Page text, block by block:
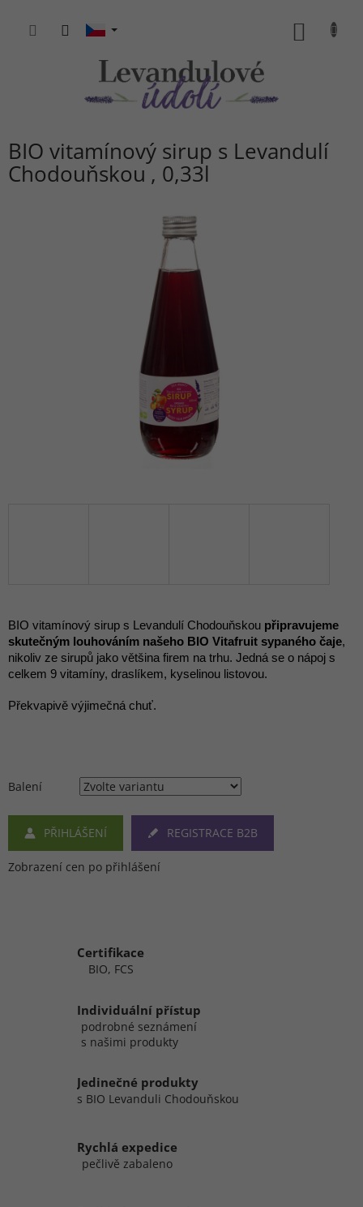
obsah
BIO vitamínový sirup s Levandulí
Chodouňskou 0,33l
Balení
BIO vitamínový sirup s Levandulí Chodouňskou připravujeme
skutečným louhováním našeho BIO Vitafruit sypaného čaje,
nikoliv ze sirupů jako většina firem na trhu. Jedná se o nápoj s
celkem 9 vitamíny, draslíkem, kyselinou listovou.
Překvapivě výjimečná chuť.
PŘIHLÁŠENÍ REGISTRACE B2B
Zobrazení cen po přihlášení
Certifikace
BIO, FCS
Individuální přístup
podrobné seznámení
s našimi produkty
Jedinečné produkty
s BIO Levanduli Chodouňskou
Rychlá expedice
pečlivě zabaleno